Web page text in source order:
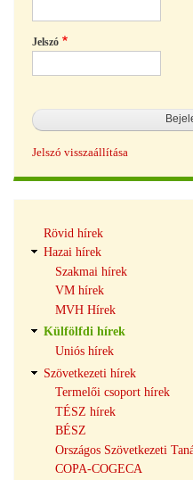
Jelszó
Jelszó visszaállítása
navigáció
Rövid hírek
Hazai hírek
Szakmai hírek
VM hírek
MVH Hírek
Külfölfdi hírek
Uniós hírek
Szövetkezeti hírek
Termelői csoport hírek
TÉSZ hírek
BÉSZ
Országos Szövetkezeti
COPA-COGECA